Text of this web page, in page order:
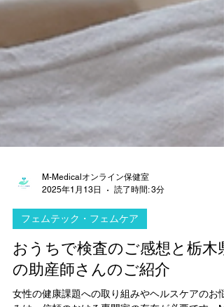
2025年1月13日
読了時間: 3分
フェムテック・フェムケア
おうちで検査のご感想と栃木県
の助産師さんのご紹介